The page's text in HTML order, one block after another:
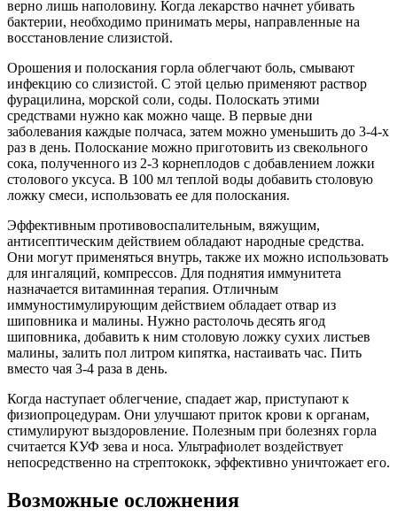
верно лишь наполовину. Когда лекарство начнет убивать
бактерии, необходимо принимать меры, направленные на
восстановление слизистой.
Орошения и полоскания горла облегчают боль, смывают
инфекцию со слизистой. С этой целью применяют раствор
фурацилина, морской соли, соды. Полоскать этими
средствами нужно как можно чаще. В первые дни
заболевания каждые полчаса, затем можно уменьшить до 3-4-х
раз в день. Полоскание можно приготовить из свекольного
сока, полученного из 2-3 корнеплодов с добавлением ложки
столового уксуса. В 100 мл теплой воды добавить столовую
ложку смеси, использовать ее для полоскания.
Эффективным противовоспалительным, вяжущим,
антисептическим действием обладают народные средства.
Они могут применяться внутрь, также их можно использовать
для ингаляций, компрессов. Для поднятия иммунитета
назначается витаминная терапия. Отличным
иммуностимулирующим действием обладает отвар из
шиповника и малины. Нужно растолочь десять ягод
шиповника, добавить к ним столовую ложку сухих листьев
малины, залить пол литром кипятка, настаивать час. Пить
вместо чая 3-4 раза в день.
Когда наступает облегчение, спадает жар, приступают к
физиопроцедурам. Они улучшают приток крови к органам,
стимулируют выздоровление. Полезным при болезнях горла
считается КУФ зева и носа. Ультрафиолет воздействует
непосредственно на стрептококк, эффективно уничтожает его.
Возможные осложнения